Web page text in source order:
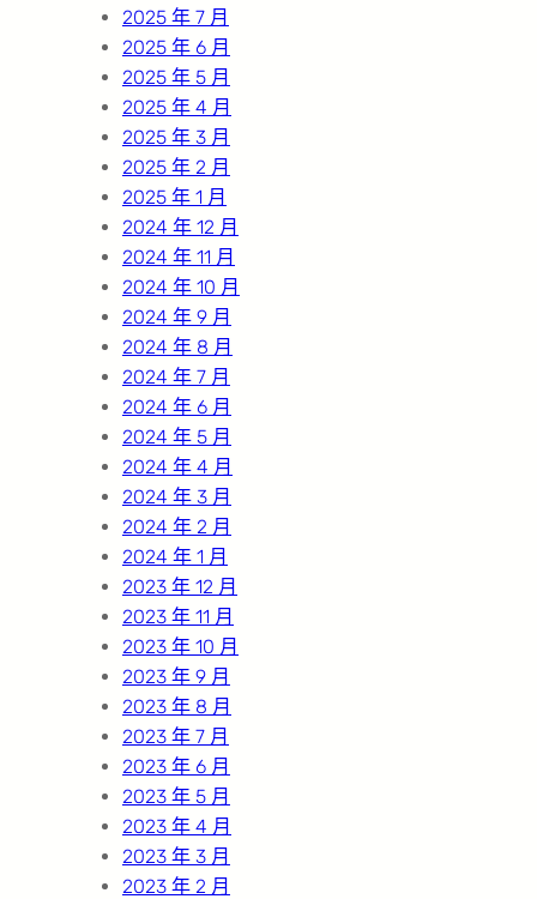
2025 年 7 月
2025 年 6 月
2025 年 5 月
2025 年 4 月
2025 年 3 月
2025 年 2 月
2025 年 1 月
2024 年 12 月
2024 年 11 月
2024 年 10 月
2024 年 9 月
2024 年 8 月
2024 年 7 月
2024 年 6 月
2024 年 5 月
2024 年 4 月
2024 年 3 月
2024 年 2 月
2024 年 1 月
2023 年 12 月
2023 年 11 月
2023 年 10 月
2023 年 9 月
2023 年 8 月
2023 年 7 月
2023 年 6 月
2023 年 5 月
2023 年 4 月
2023 年 3 月
2023 年 2 月